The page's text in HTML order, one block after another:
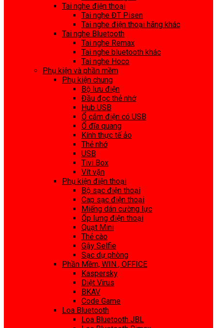
Tai nghe điện thoại
Tai nghe ĐT Pisen
Tai nghe điện thoại hãng khác
Tai nghe Bluetooth
Tai nghe Remax
Tai nghe bluetooth khác
Tai nghe Hoco
Phụ kiện và phần mềm
Phụ kiện chung
Bộ lưu điện
Đầu đọc thẻ nhớ
Hub USB
Ổ cắm điện có USB
Ổ đĩa quang
Kính thực tế ảo
Thẻ nhớ
USB
Tivi Box
Vít vặn
Phụ kiện điện thoại
Bộ sạc điện thoại
Cap sạc điện thoại
Miếng dán cường lực
Ốp lưng điện thoại
Quạt Mini
Thẻ cào
Gậy Selfie
Sạc dự phòng
Phần Mềm, WIN , OFFICE
Kaspersky
Diệt Virus
BKAV
Code Game
Loa Bluetooth
Loa Bluetooth JBL